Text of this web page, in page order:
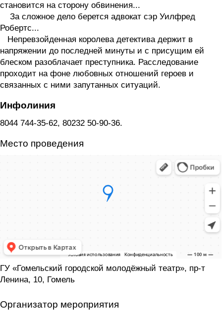
становится на сторону обвинения...
За сложное дело берется адвокат сэр Уилфред
Робертс...
Непревзойденная королева детектива держит в
напряжении до последней минуты и с присущим ей
блеском разоблачает преступника. Расследование
проходит на фоне любовных отношений героев и
связанных с ними запутанных ситуаций.
Инфолиния
8044 744-35-62, 80232 50-90-36.
Место проведения
ГУ «Гомельский городской молодёжный театр», пр-т
Ленина, 10, Гомель
Организатор мероприятия